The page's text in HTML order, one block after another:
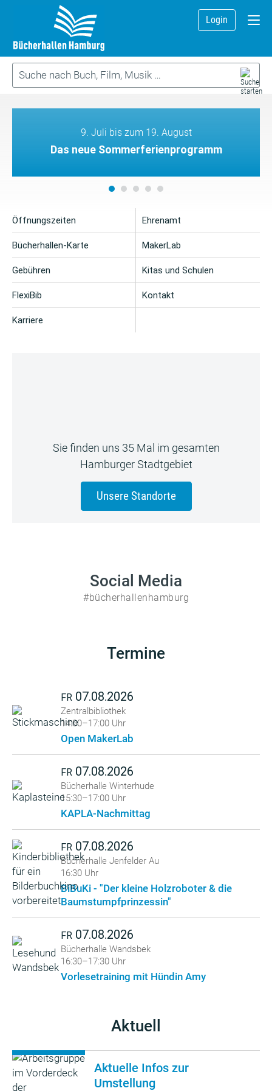
Login
9. Juli bis zum 19. August
Das neue Sommerferienprogramm
Öffnungszeiten
Bücherhallen-Karte
Gebühren
FlexiBib
Karriere
Ehrenamt
MakerLab
Kitas und Schulen
Kontakt
Sie finden uns 35 Mal im gesamten
Hamburger Stadtgebiet
Unsere Standorte
Social Media
#bücherhallenhamburg
Termine
FR 07.08.2026
Zentralbibliothek
14:00–17:00 Uhr
Open MakerLab
FR 07.08.2026
Bücherhalle Winterhude
15:30–17:00 Uhr
KAPLA-Nachmittag
FR 07.08.2026
Bücherhalle Jenfelder Au
16:30 Uhr
BiBuKi - "Der kleine Holzroboter & die
Baumstumpfprinzessin"
FR 07.08.2026
Bücherhalle Wandsbek
16:30–17:30 Uhr
Vorlesetraining mit Hündin Amy
Aktuell
Aktuelle Infos zur
Umstellung